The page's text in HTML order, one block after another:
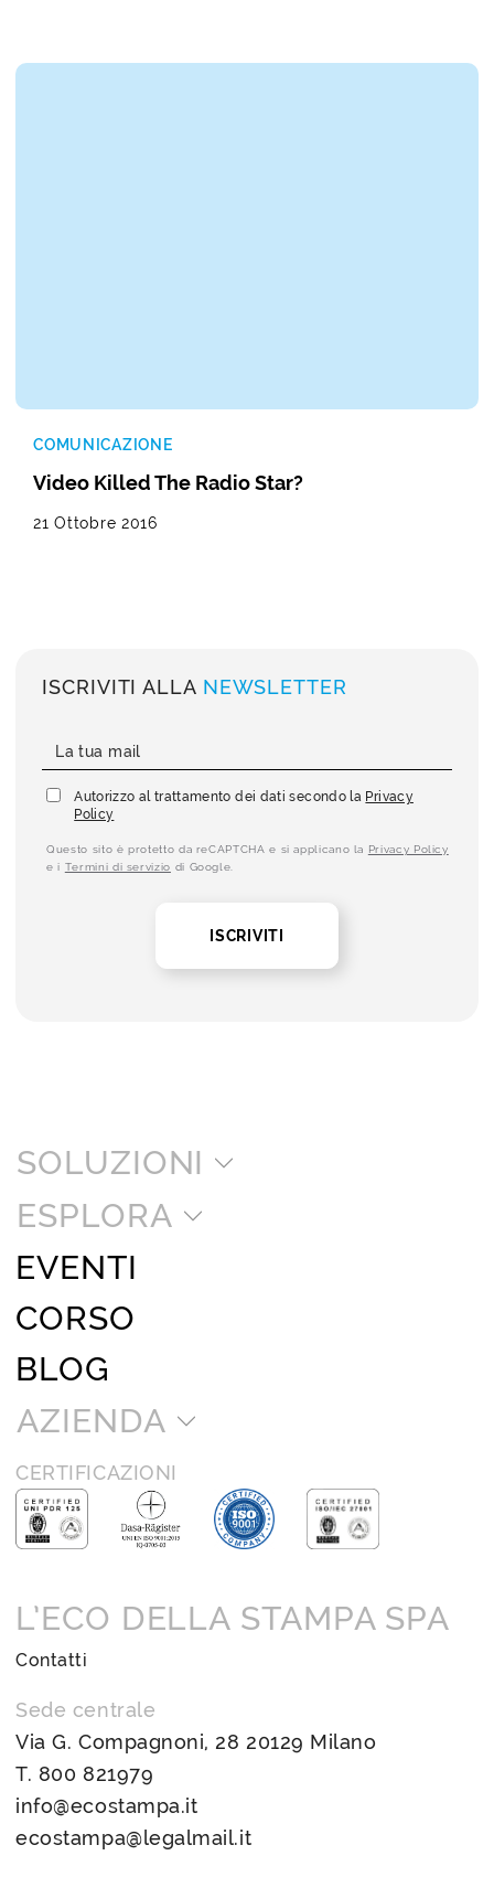
COMUNICAZIONE
Video Killed The Radio Star?
21 Ottobre 2016
ISCRIVITI ALLA NEWSLETTER
Autorizzo al trattamento dei dati secondo la Privacy
Policy
Questo sito è protetto da reCAPTCHA e si applicano la Privacy Policy
e i Termini di servizio di Google.
ISCRIVITI
SOLUZIONI
ESPLORA
EVENTI
CORSO
BLOG
AZIENDA
CERTIFICAZIONI
L’ECO DELLA STAMPA SPA
Contatti
Sede centrale
Via G. Compagnoni, 28 20129 Milano
T. 800 821979
info@ecostampa.it
ecostampa@legalmail.it